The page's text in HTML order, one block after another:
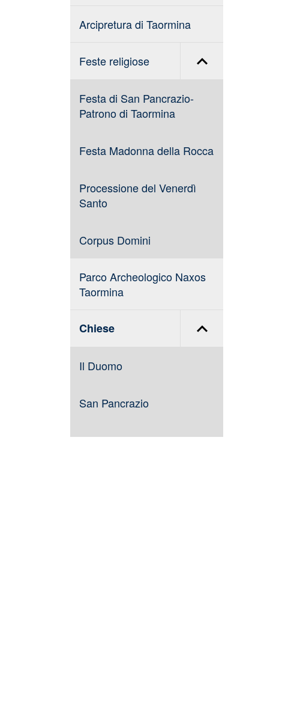
Arcipretura di Taormina
Feste religiose
Festa di San Pancrazio-
Patrono di Taormina
Festa Madonna della Rocca
Processione del Venerdì
Santo
Corpus Domini
Parco Archeologico Naxos
Taormina
Chiese
Il Duomo
San Pancrazio
Convento Sant'Antonio